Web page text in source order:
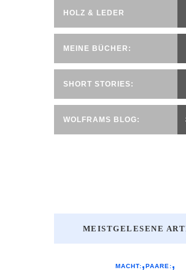
HOLZ & LEDER
MEINE BÜCHER:
SHORT STORIES:
WOLFRAMS BLOG:
MEISTGELESENE
MACHT:
PAARE: